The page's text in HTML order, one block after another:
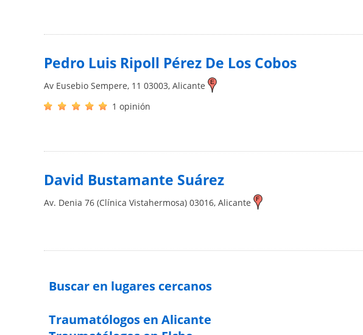
Pedro Luis Ripoll Pérez De Los Cobos
Av Eusebio Sempere, 11 03003, Alicante
1 opinión
David Bustamante Suárez
Av. Denia 76 (Clínica Vistahermosa) 03016, Alicante
Buscar en lugares cercanos
Traumatólogos en Alicante